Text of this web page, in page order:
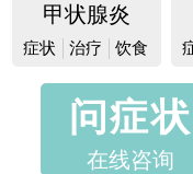
甲状腺炎
症状 治疗 饮食
问症状
在线咨询